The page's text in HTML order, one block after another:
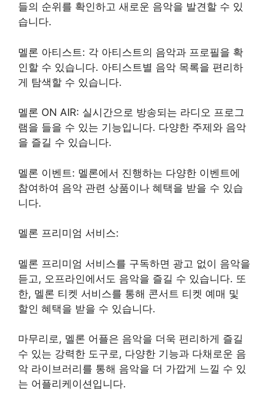
들의 순위를 확인하고 새로운 음악을 발견할 수 있
습니다.
멜론 아티스트: 각 아티스트의 음악과 프로필을 확
인할 수 있습니다. 아티스트별 음악 목록을 편리하
게 탐색할 수 있습니다.
멜론 ON AIR: 실시간으로 방송되는 라디오 프로그
램을 들을 수 있는 기능입니다. 다양한 주제와 음악
을 즐길 수 있습니다.
멜론 이벤트: 멜론에서 진행하는 다양한 이벤트에
참여하여 음악 관련 상품이나 혜택을 받을 수 있습
니다.
멜론 프리미엄 서비스:
멜론 프리미엄 서비스를 구독하면 광고 없이 음악을
듣고, 오프라인에서도 음악을 즐길 수 있습니다. 또
한, 멜론 티켓 서비스를 통해 콘서트 티켓 예매 및
할인 혜택을 받을 수 있습니다.
마무리로, 멜론 어플은 음악을 더욱 편리하게 즐길
수 있는 강력한 도구로, 다양한 기능과 다채로운 음
악 라이브러리를 통해 음악을 더 가깝게 느낄 수 있
는 어플리케이션입니다.